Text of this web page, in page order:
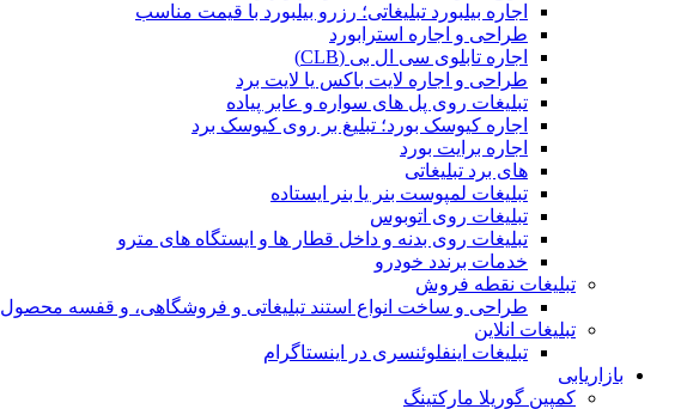
اجاره بیلبورد تبلیغاتی؛ رزرو بیلبورد با قیمت مناسب
طراحی و اجاره استرابورد
اجاره تابلوی سی ال بی (CLB)
طراحی و اجاره لایت باکس یا لایت برد
تبلیغات روی پل های سواره و عابر پیاده
اجاره کیوسک بورد؛ تبلیغ بر روی کیوسک برد
اجاره برایت بورد
های برد تبلیغاتی
تبلیغات لمپوست بنر یا بنر ایستاده
تبلیغات روی اتوبوس
تبلیغات روی بدنه و داخل قطار ها و ایستگاه های مترو
خدمات برندد خودرو
تبلیغات نقطه فروش
طراحی و ساخت انواع استند تبلیغاتی و فروشگاهی، و قفسه محصول
تبلیغات انلاین
تبلیغات اینفلوئنسری در اینستاگرام
بازاریابی
کمپین گوریلا مارکتینگ